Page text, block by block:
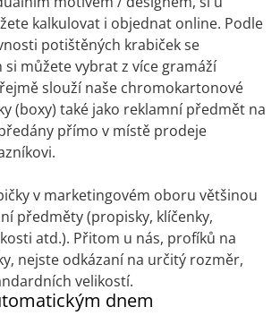
kalkulovat i objednat online. Podle
potištěných krabiček se
si můžete vybrat z více gramáží
slouží naše chromokartonové
(boxy) také jako reklamní předmět na
přímo v místě prodeje
v marketingovém oboru většinou
předměty (propisky, klíčenky,
atd.). Přitom u nás, profíků na
nejste odkázaní na určitý rozměr,
velikostí.
dnem